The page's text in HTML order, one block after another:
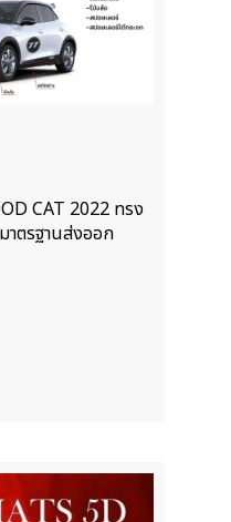
CAT 2022 ทรง
าตรฐานส่งออก